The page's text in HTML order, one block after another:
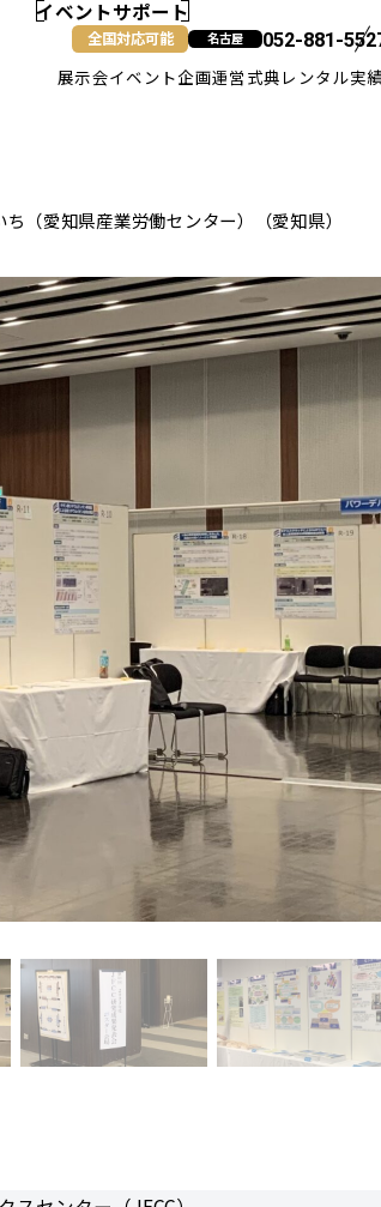
全国対応可能 名古屋 052-881-
展示会イベント企画運営 式典 レンタル実
イベントサポート
ち（愛知県産業労働センター）（愛知県）